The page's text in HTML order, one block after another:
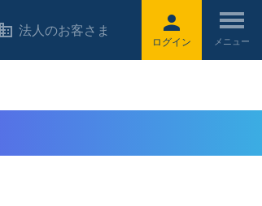
ログイン
法人のお客さま